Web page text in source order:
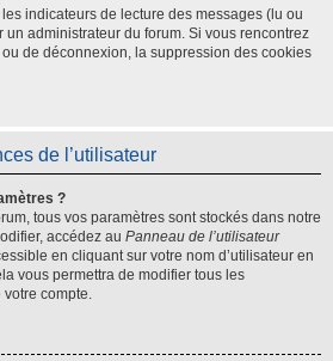
indicateurs de lecture des messages (lu ou
un administrateur du forum. Si vous rencontrez
de déconnexion, la suppression des cookies
de l’utilisateur
?
tous vos paramètres sont stockés dans notre
accédez au Panneau de l’utilisateur
en cliquant sur votre nom d’utilisateur en
vous permettra de modifier tous les
compte.